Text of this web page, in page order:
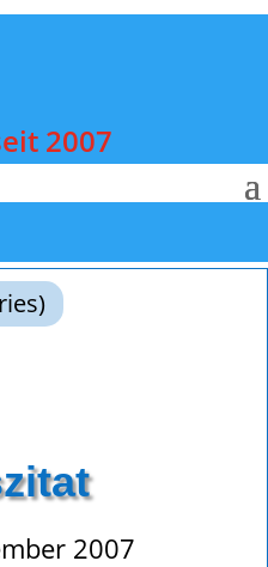
2007
2007